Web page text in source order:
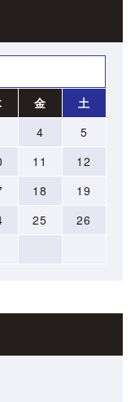
金
土
4
5
11
12
18
19
25
26